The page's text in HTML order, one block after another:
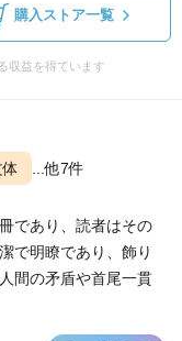
購入ストア一覧
収益を得ています
...他7件
であり、読者はその
で明瞭であり、飾り
間の矛盾や首尾一貫